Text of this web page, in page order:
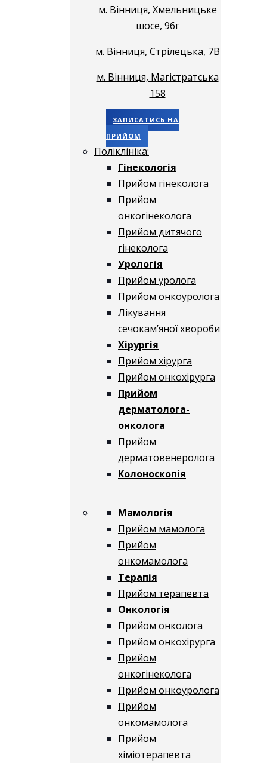
м. Вінниця, Хмельницьке
шосе, 96г
м. Вінниця, Стрілецька, 7В
м. Вінниця, Магістратська
158
ЗАПИСАТИСЬ НА
ПРИЙОМ
Поліклініка:
Гінекологія
Прийом гінеколога
Прийом
онкогінеколога
Прийом дитячого
гінеколога
Урологія
Прийом уролога
Прийом онкоуролога
Лікування
сечокам’яної хвороби
Хірургія
Прийом хірурга
Прийом онкохірурга
Прийом
дерматолога-
онколога
Прийом
дерматовенеролога
Колоноскопія
Мамологія
Прийом мамолога
Прийом
онкомамолога
Терапія
Прийом терапевта
Онкологія
Прийом онколога
Прийом онкохірурга
Прийом
онкогінеколога
Прийом онкоуролога
Прийом
онкомамолога
Прийом
хіміотерапевта